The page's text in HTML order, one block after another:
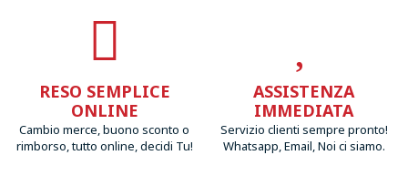
RESO SEMPLICE
ONLINE
Cambio merce, buono sconto o
rimborso, tutto online, decidi Tu!
ASSISTENZA
IMMEDIATA
Servizio clienti sempre pronto!
Whatsapp, Email, Noi ci siamo.